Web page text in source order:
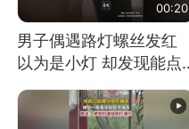
00:20
男子偶遇路灯螺丝发红
以为是小灯 却发现能点